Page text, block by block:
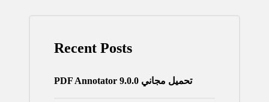
Recent Posts
PDF Annotator 9.0.0 تحميل مجاني